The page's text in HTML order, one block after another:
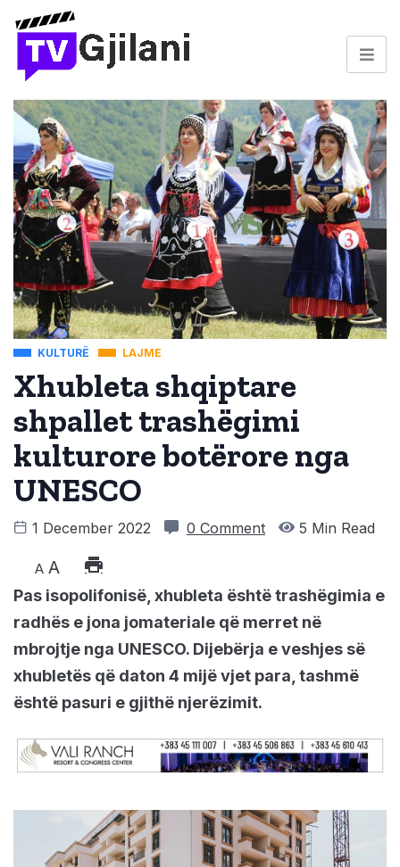
KULTURË LAJME
Xhubleta shqiptare
shpallet trashëgimi
kulturore botërore nga
UNESCO
1 December 2022 0 Comment 5 Min Read
A A
Pas isopolifonisë, xhubleta është trashëgimia e
radhës e jona jomateriale që merret në
mbrojtje nga UNESCO. Dijebërja e veshjes së
xhubletës që daton 4 mijë vjet para, tashmë
është pasuri e gjithë njerëzimit.